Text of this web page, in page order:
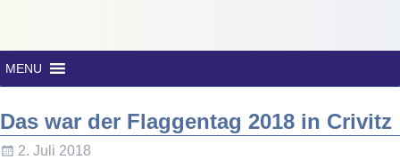
MENU
Das war der Flaggentag 2018 in Crivitz
2. Juli 2018